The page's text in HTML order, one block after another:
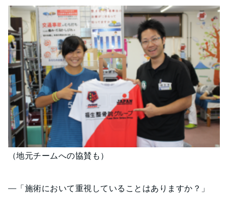
（地元チームへの協賛も）
―「施術において重視していることはありますか？」